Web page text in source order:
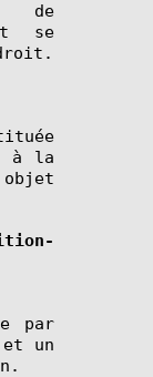
de
se
à la
par
et un